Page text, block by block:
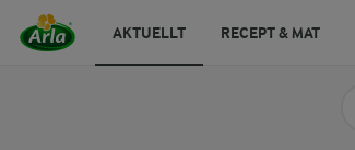
AKTUELLT RECEPT & MAT